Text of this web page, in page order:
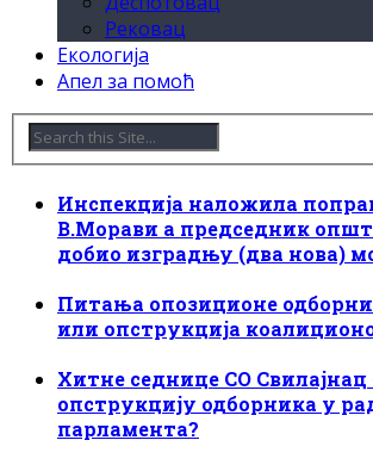
Рековац
Екологија
Апел за помоћ
Инспекција наложила
В.Морави а председник
добио изградњу (два нова)
Питања опозиционе
или опструкција
Хитне седнице СО Свилајнац
опструкцију одборника у
парламента?